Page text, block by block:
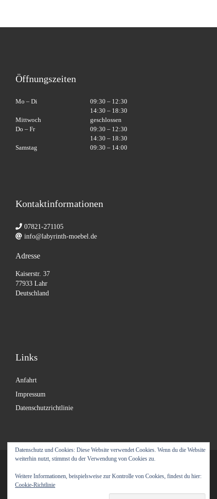
Öffnungszeiten
Mo – Di
09:30 – 12:30
14:30 – 18:30
Mittwoch
geschlossen
Do – Fr
09:30 – 12:30
14:30 – 18:30
Samstag
09:30 – 14:00
Kontaktinformationen
07821-271105
info@labyrinth-moebel.de
Adresse
Kaiserstr. 37
77933 Lahr
Deutschland
Links
Anfahrt
Impressum
Datenschutzrichtlinie
Präsentiert vonWP– Entworfen mit demCustomizr-Theme
Datenschutz und Cookies: Diese Website verwendet Cookies. Wenn du die Website
weiterhin nutzt, stimmst du der Verwendung von Cookies zu.
Weitere Informationen, beispielsweise zur Kontrolle von Cookies, findest du hier:
Cookie-Richtlinie